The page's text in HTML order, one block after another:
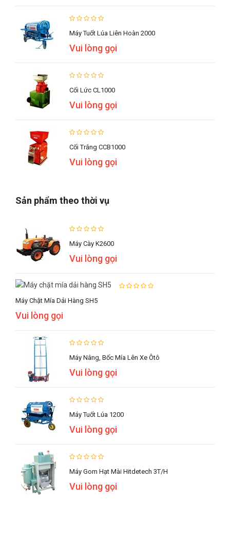
Máy Tuốt Lúa Liên Hoàn 2000
Vui lòng gọi
Cối Lức CL1000
Vui lòng gọi
Cối Trắng CCB1000
Vui lòng gọi
Sản phẩm theo thời vụ
Máy Cày K2600
Vui lòng gọi
Máy Chặt Mía Dải Hàng SH5
Vui lòng gọi
Máy Nâng, Bốc Mía Lên Xe Ôtô
Vui lòng gọi
Máy Tuốt Lúa 1200
Vui lòng gọi
Máy Gom Hạt Mài Hitdetech 3T/h
Vui lòng gọi